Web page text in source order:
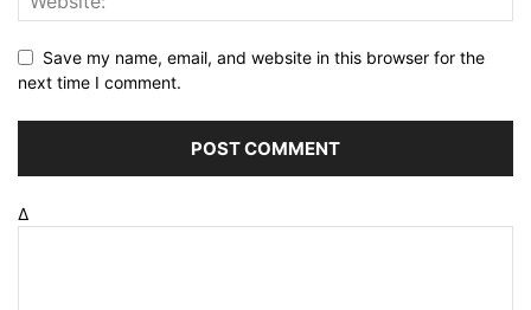
Save my name, email, and website in this browser for the
next time I comment.
Δ